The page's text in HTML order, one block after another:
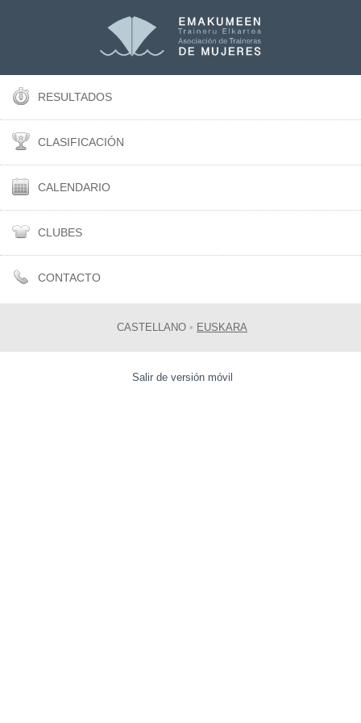
RESULTADOS
CLASIFICACIÓN
CALENDARIO
CLUBES
CONTACTO
CASTELLANO • EUSKARA
Salir de versión móvil